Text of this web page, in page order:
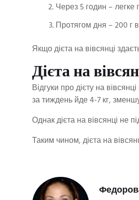
Через 5 годин –
Протягом дня – 200 г
Якщо дієта на вівсянці
Дієта на
Відгуки про дієту на
за тиждень йде 4-7 кг,
Однак дієта на вівсянці не
Таким чином, дієта на